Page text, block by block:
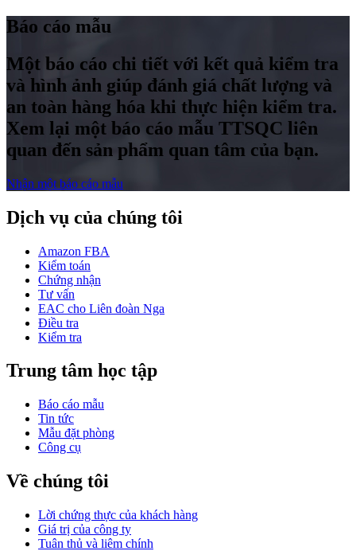
Báo cáo mẫu
Một báo cáo chi tiết với kết quả kiểm tra
và hình ảnh giúp đánh giá chất lượng và
an toàn hàng hóa khi thực hiện kiểm tra.
Xem lại một báo cáo mẫu TTSQC liên
quan đến sản phẩm quan tâm của bạn.
Nhận một báo cáo mẫu
Dịch vụ của chúng tôi
Amazon FBA
Kiểm toán
Chứng nhận
Tư vấn
EAC cho Liên đoàn Nga
Điều tra
Kiểm tra
Trung tâm học tập
Báo cáo mẫu
Tin tức
Mẫu đặt phòng
Công cụ
Về chúng tôi
Lời chứng thực của khách hàng
Giá trị của công ty
Tuân thủ và liêm chính